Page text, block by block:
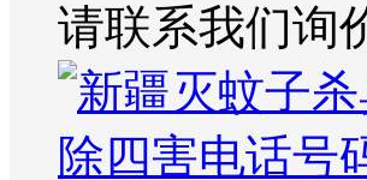
请联系我们询